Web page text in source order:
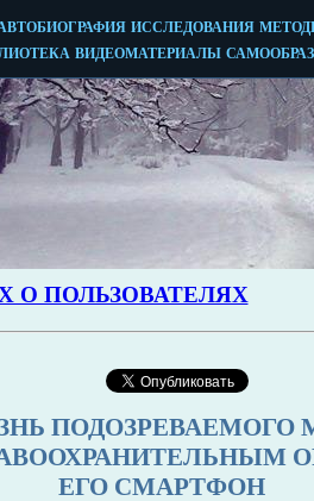
ПОДОЗРЕВАЕМОГО
ЕГО СМАРТФОН